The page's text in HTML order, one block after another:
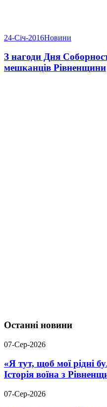
24-Січ-2016Новини
З нагоди Дня
мешканців Рівненщини
Останні новини
07-Сер-2026
«Я тут, щоб мої рідні
Історія воїна з
07-Сер-2026